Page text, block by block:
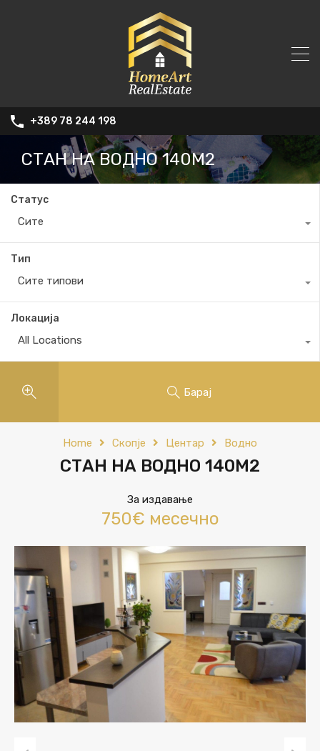
+389 78 244 198
СТАН НА ВОДНО 140М2
Статус
Сите
Тип
Сите типови
Локација
All Locations
Барај
Home Скопје Центар Водно
СТАН НА ВОДНО 140М2
За издавање
750€ месечно